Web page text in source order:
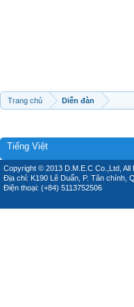
Trang chủ Diễn đàn
Tiếng Việt
Copyright © 2013 D.M.E.C Co.,Ltd, All
Địa chỉ: K190 Lê Duẩn, P. Tân chính,
Điện thoại: (+84) 5113752506